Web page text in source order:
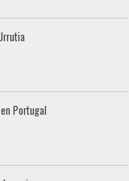
Portugal